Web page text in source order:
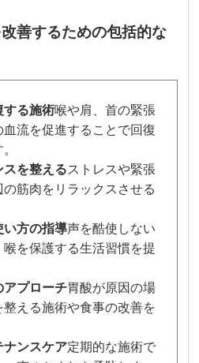
善するための包括的な
する施術喉や肩、首の緊張
血流を促進することで回復
スを整えるストレスや緊張
筋肉をリラックスさせる
い方の指導声を酷使しない
を保護する生活習慣を提
アプローチ胃酸が原因の場
える施術や食事の改善を
ナンスケア定期的な施術で